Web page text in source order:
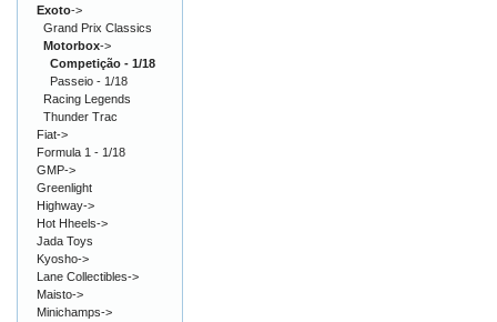
Exoto->
Grand Prix Classics
Motorbox->
Competição - 1/18
Passeio - 1/18
Racing Legends
Thunder Trac
Fiat->
Formula 1 - 1/18
GMP->
Greenlight
Highway->
Hot Hheels->
Jada Toys
Kyosho->
Lane Collectibles->
Maisto->
Minichamps->